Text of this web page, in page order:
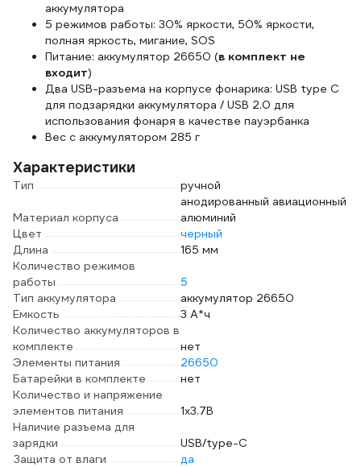
аккумулятора
5 режимов работы: 30% яркости, 50% яркости,
полная яркость, мигание, SOS
Питание: аккумулятор 26650 (в комплект не
входит)
Два USB-разъема на корпусе фонарика: USB type C
для подзарядки аккумулятора / USB 2.0 для
использования фонаря в качестве пауэрбанка
Вес с аккумулятором 285 г
Характеристики
Тип ручной
Материал корпуса
анодированный авиационный
алюминий
Цвет
черный
Длина
165 мм
Количество режимов
работы
5
Тип аккумулятора
аккумулятор 26650
Емкость
3 А*ч
Количество аккумуляторов в
комплекте
нет
Элементы питания
26650
Батарейки в комплекте
нет
Количество и напряжение
элементов питания
1х3.7В
Наличие разъема для
зарядки
USB/type-C
Защита от влаги
да